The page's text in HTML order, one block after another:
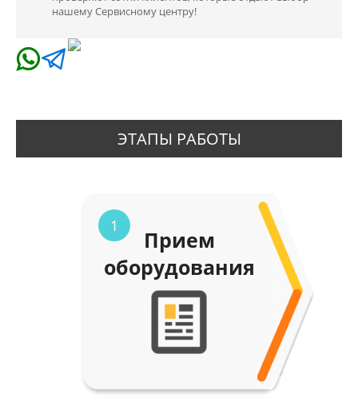
нашему Сервисному центру!
ЭТАПЫ РАБОТЫ
1
Прием
оборудования